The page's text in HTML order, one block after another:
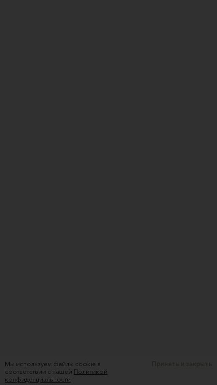
Мы используем файлы cookie в
соответствии с нашей Политикой
конфиденциальности